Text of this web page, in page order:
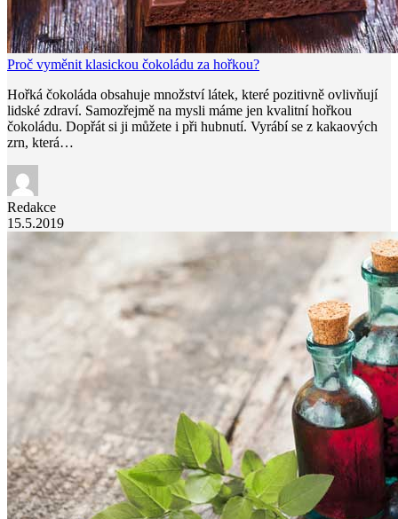
Proč vyměnit klasickou čokoládu za hořkou?
Hořká čokoláda obsahuje množství látek, které pozitivně ovlivňují
lidské zdraví. Samozřejmě na mysli máme jen kvalitní hořkou
čokoládu. Dopřát si ji můžete i při hubnutí. Vyrábí se z kakaových
zrn, která…
Redakce
15.5.2019